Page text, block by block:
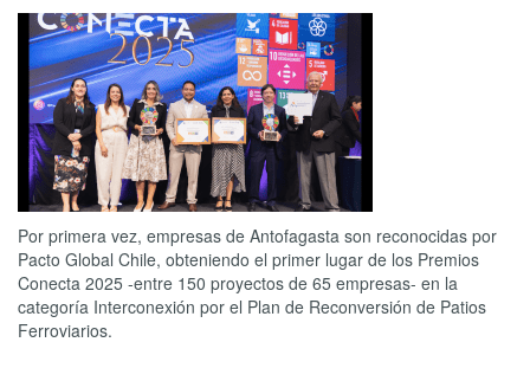
Por primera vez, empresas de Antofagasta son reconocidas por
Pacto Global Chile, obteniendo el primer lugar de los Premios
Conecta 2025 -entre 150 proyectos de 65 empresas- en la
categoría Interconexión por el Plan de Reconversión de Patios
Ferroviarios.